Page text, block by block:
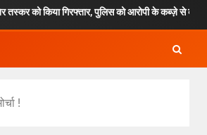
पुलिस को आरोपी के कब्ज़े से बड़ी मात्रा मे अवैध चरस हुई
!